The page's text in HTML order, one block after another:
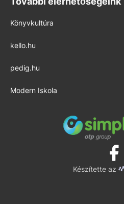
Könyvkultúra
kello.hu
pedig.hu
Modern Iskola
Készítette az